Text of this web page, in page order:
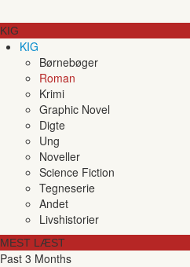
KIG
KIG
Børnebøger
Roman
Krimi
Graphic Novel
Digte
Ung
Noveller
Science Fiction
Tegneserie
Andet
Livshistorier
MEST LÆST
Past 3 Months